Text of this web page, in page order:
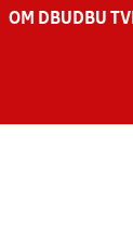
OM DBU DBU TV